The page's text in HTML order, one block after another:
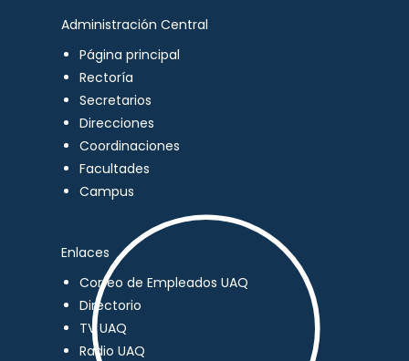
Administración Central
Página principal
Rectoría
Secretarios
Direcciones
Coordinaciones
Facultades
Campus
Enlaces
Correo de Empleados UAQ
Directorio
TV UAQ
Radio UAQ